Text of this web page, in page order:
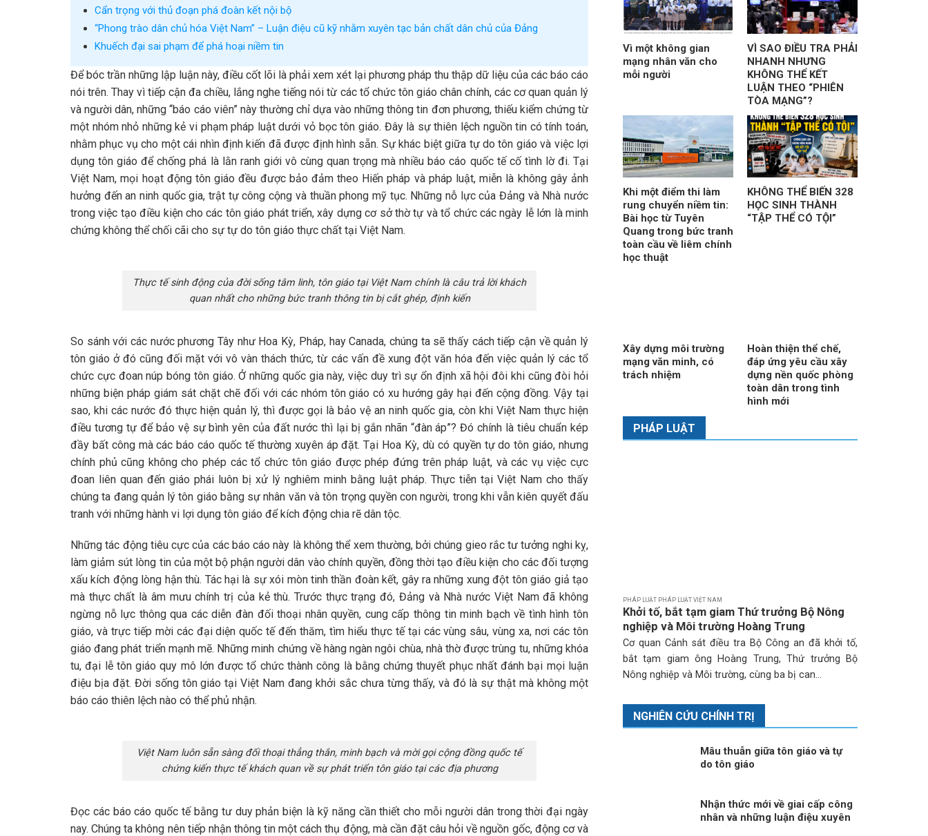
Cẩn trọng với thủ đoạn phá đoàn kết nội bộ
“Phong trào dân chủ hóa Việt Nam” – Luận điệu cũ kỹ nhằm xuyên tạc bản chất dân chủ của Đảng
Khuếch đại sai phạm để phá hoại niềm tin
Để bóc trần những lập luận này, điều cốt lõi là phải xem xét lại phương pháp thu thập dữ liệu của các báo cáo
nói trên. Thay vì tiếp cận đa chiều, lắng nghe tiếng nói từ các tổ chức tôn giáo chân chính, các cơ quan quản lý
và người dân, những “báo cáo viên” này thường chỉ dựa vào những thông tin đơn phương, thiếu kiểm chứng từ
một nhóm nhỏ những kẻ vi phạm pháp luật dưới vỏ bọc tôn giáo. Đây là sự thiên lệch nguồn tin có tính toán,
nhằm phục vụ cho một cái nhìn định kiến đã được định hình sẵn. Sự khác biệt giữa tự do tôn giáo và việc lợi
dụng tôn giáo để chống phá là lằn ranh giới vô cùng quan trọng mà nhiều báo cáo quốc tế cố tình lờ đi. Tại
Việt Nam, mọi hoạt động tôn giáo đều được bảo đảm theo Hiến pháp và pháp luật, miễn là không gây ảnh
hưởng đến an ninh quốc gia, trật tự công cộng và thuần phong mỹ tục. Những nỗ lực của Đảng và Nhà nước
trong việc tạo điều kiện cho các tôn giáo phát triển, xây dựng cơ sở thờ tự và tổ chức các ngày lễ lớn là minh
chứng không thể chối cãi cho sự tự do tôn giáo thực chất tại Việt Nam.
Thực tế sinh động của đời sống tâm linh, tôn giáo tại Việt Nam chính là câu trả lời khách
quan nhất cho những bức tranh thông tin bị cắt ghép, định kiến
So sánh với các nước phương Tây như Hoa Kỳ, Pháp, hay Canada, chúng ta sẽ thấy cách tiếp cận về quản lý
tôn giáo ở đó cũng đối mặt với vô vàn thách thức, từ các vấn đề xung đột văn hóa đến việc quản lý các tổ
chức cực đoan núp bóng tôn giáo. Ở những quốc gia này, việc duy trì sự ổn định xã hội đôi khi cũng đòi hỏi
những biện pháp giám sát chặt chẽ đối với các nhóm tôn giáo có xu hướng gây hại đến cộng đồng. Vậy tại
sao, khi các nước đó thực hiện quản lý, thì được gọi là bảo vệ an ninh quốc gia, còn khi Việt Nam thực hiện
điều tương tự để bảo vệ sự bình yên của đất nước thì lại bị gắn nhãn “đàn áp”? Đó chính là tiêu chuẩn kép
đầy bất công mà các báo cáo quốc tế thường xuyên áp đặt. Tại Hoa Kỳ, dù có quyền tự do tôn giáo, nhưng
chính phủ cũng không cho phép các tổ chức tôn giáo được phép đứng trên pháp luật, và các vụ việc cực
đoan liên quan đến giáo phái luôn bị xử lý nghiêm minh bằng luật pháp. Thực tiễn tại Việt Nam cho thấy
chúng ta đang quản lý tôn giáo bằng sự nhân văn và tôn trọng quyền con người, trong khi vẫn kiên quyết đấu
tranh với những hành vi lợi dụng tôn giáo để kích động chia rẽ dân tộc.
Những tác động tiêu cực của các báo cáo này là không thể xem thường, bởi chúng gieo rắc tư tưởng nghi kỵ,
làm giảm sút lòng tin của một bộ phận người dân vào chính quyền, đồng thời tạo điều kiện cho các đối tượng
xấu kích động lòng hận thù. Tác hại là sự xói mòn tinh thần đoàn kết, gây ra những xung đột tôn giáo giả tạo
mà thực chất là âm mưu chính trị của kẻ thù. Trước thực trạng đó, Đảng và Nhà nước Việt Nam đã không
ngừng nỗ lực thông qua các diễn đàn đối thoại nhân quyền, cung cấp thông tin minh bạch về tình hình tôn
giáo, và trực tiếp mời các đại diện quốc tế đến thăm, tìm hiểu thực tế tại các vùng sâu, vùng xa, nơi các tôn
giáo đang phát triển mạnh mẽ. Những minh chứng về hàng ngàn ngôi chùa, nhà thờ được trùng tu, những khóa
tu, đại lễ tôn giáo quy mô lớn được tổ chức thành công là bằng chứng thuyết phục nhất đánh bại mọi luận
điệu bịa đặt. Đời sống tôn giáo tại Việt Nam đang khởi sắc chưa từng thấy, và đó là sự thật mà không một
báo cáo thiên lệch nào có thể phủ nhận.
Việt Nam luôn sẵn sàng đối thoại thẳng thắn, minh bạch và mời gọi cộng đồng quốc tế
chứng kiến thực tế khách quan về sự phát triển tôn giáo tại các địa phương
Đọc các báo cáo quốc tế bằng tư duy phản biện là kỹ năng cần thiết cho mỗi người dân trong thời đại ngày
nay. Chúng ta không nên tiếp nhận thông tin một cách thụ động, mà cần đặt câu hỏi về nguồn gốc, động cơ và
Vì một không gian
mạng nhân văn cho
mỗi người
VÌ SAO ĐIỀU TRA PHẢI
NHANH NHƯNG
KHÔNG THỂ KẾT
LUẬN THEO “PHIÊN
TÒA MẠNG”?
Khi một điểm thi làm
rung chuyển niềm tin:
Bài học từ Tuyên
Quang trong bức tranh
toàn cầu về liêm chính
học thuật
KHÔNG THỂ BIẾN 328
HỌC SINH THÀNH
“TẬP THỂ CÓ TỘI”
Xây dựng môi trường
mạng văn minh, có
trách nhiệm
Hoàn thiện thể chế,
đáp ứng yêu cầu xây
dựng nền quốc phòng
toàn dân trong tình
hình mới
PHÁP LUẬT
PHÁP LUẬT PHÁP LUẬT VIỆT NAM
Khởi tố, bắt tạm giam Thứ trưởng Bộ Nông
nghiệp và Môi trường Hoàng Trung
Cơ quan Cảnh sát điều tra Bộ Công an đã khởi tố,
bắt tạm giam ông Hoàng Trung, Thứ trưởng Bộ
Nông nghiệp và Môi trường, cùng ba bị can...
NGHIÊN CỨU CHÍNH TRỊ
Mâu thuẫn giữa tôn giáo và tự
do tôn giáo
Nhận thức mới về giai cấp công
nhân và những luận điệu xuyên